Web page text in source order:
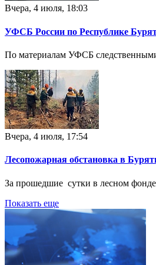
Вчера, 4 июля, 18:03
УФСБ России по Республике
По материалам УФСБ
Вчера, 4 июля, 17:54
Лесопожарная обстановка в
За прошедшие сутки в лесном
Показать еще